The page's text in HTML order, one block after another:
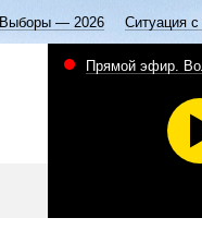
Выборы — 2026 Ситуация
Прямой эфир.